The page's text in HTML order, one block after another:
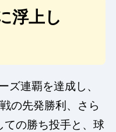
浮上し
ズ連覇を達成し、
の先発勝利、さら
ての勝ち投手と、球